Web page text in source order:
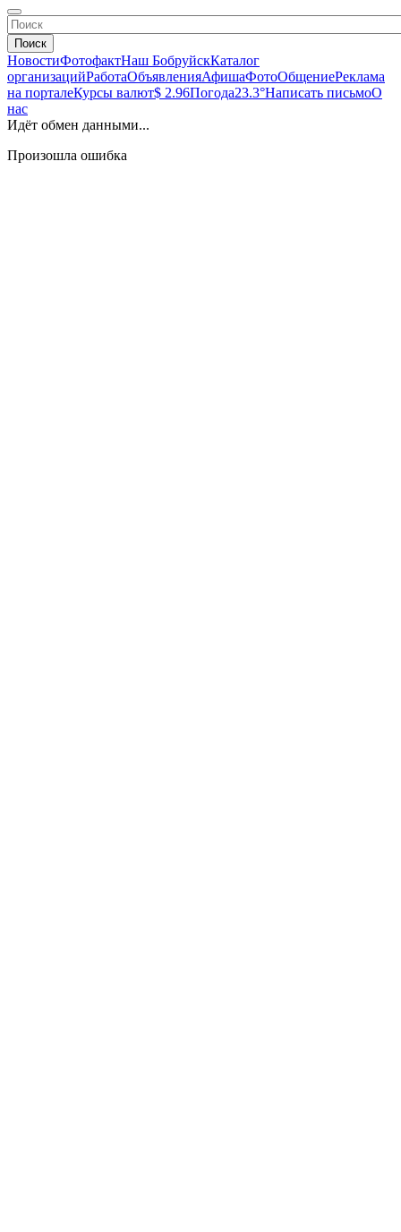
Поиск
НовостиФотофактНаш БобруйскКаталог
организацийРаботаОбъявленияАфишаФотоОбщениеРеклама
на порталеКурсы валют$ 2.96Погода23.3°Написать письмоО
нас
Идёт обмен данными...
Произошла ошибка